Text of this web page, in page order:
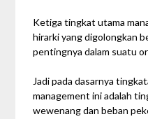
Ketiga tingkat utama
hirarki yang digolongkan
pentingnya dalam suatu
Jadi pada dasarnya
management ini adalah
wewenang dan beban